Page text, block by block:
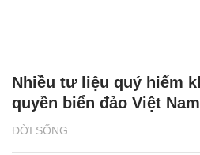
ĐỜI SỐNG
Nhiều tư liệu quý hiếm
quyền biển đảo Việt Nam